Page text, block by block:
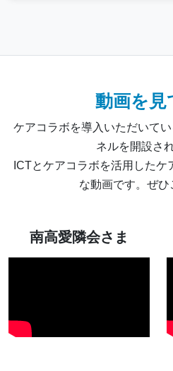
動画を見
ケアコラボを導入いただいて
ネルを開設さ
ICTとケアコラボを活用した
な動画です。ぜひ
南高愛隣会さま